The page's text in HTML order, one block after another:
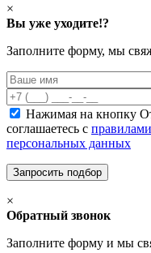
×
Вы уже уходите!?
Заполните форму, мы
Нажимая на кнопку
соглашаетесь с
персональных данных
×
Обратный звонок
Заполните форму и мы